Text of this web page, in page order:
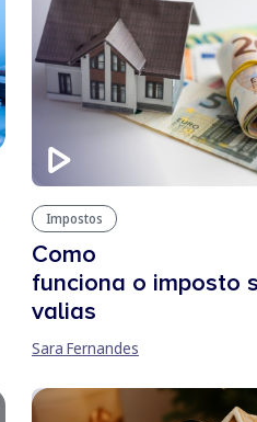
Impostos
Como
funciona o imposto
valias
Sara Fernandes